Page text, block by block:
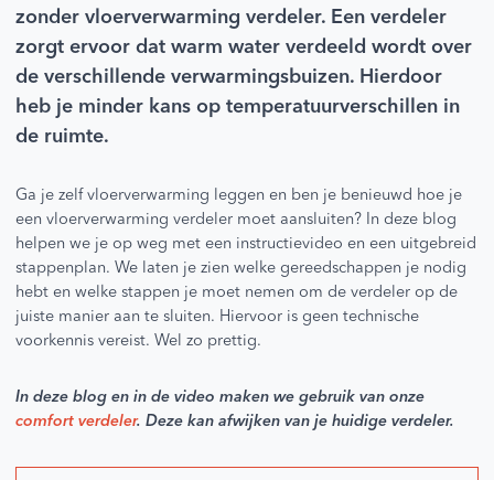
zonder vloerverwarming verdeler. Een verdeler
zorgt ervoor dat warm water verdeeld wordt over
de verschillende verwarmingsbuizen. Hierdoor
heb je minder kans op temperatuurverschillen in
de ruimte.
Ga je zelf vloerverwarming leggen en ben je benieuwd hoe je
een vloerverwarming verdeler moet aansluiten? In deze blog
helpen we je op weg met een instructievideo en een uitgebreid
stappenplan. We laten je zien welke gereedschappen je nodig
hebt en welke stappen je moet nemen om de verdeler op de
juiste manier aan te sluiten. Hiervoor is geen technische
voorkennis vereist. Wel zo prettig.
In deze blog en in de video maken we gebruik van onze
comfort verdeler. Deze kan afwijken van je huidige verdeler.